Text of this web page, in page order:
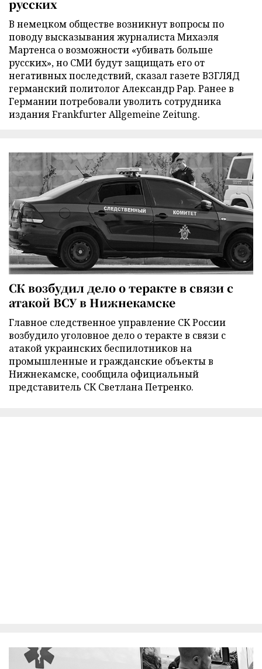
русских
В немецком обществе возникнут вопросы по
поводу высказывания журналиста Михаэля
Мартенса о возможности «убивать больше
русских», но СМИ будут защищать его от
негативных последствий, сказал газете ВЗГЛЯД
германский политолог Александр Рар. Ранее в
Германии потребовали уволить сотрудника
издания Frankfurter Allgemeine Zeitung.
СК возбудил дело о теракте в связи с
атакой ВСУ в Нижнекамске
Главное следственное управление СК России
возбудило уголовное дело о теракте в связи с
атакой украинских беспилотников на
промышленные и гражданские объекты в
Нижнекамске, сообщила официальный
представитель СК Светлана Петренко.